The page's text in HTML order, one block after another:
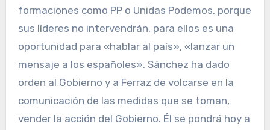
formaciones como PP o Unidas Podemos, porque
sus líderes no intervendrán, para ellos es una
oportunidad para «hablar al país», «lanzar un
mensaje a los españoles». Sánchez ha dado
orden al Gobierno y a Ferraz de volcarse en la
comunicación de las medidas que se toman,
vender la acción del Gobierno. Él se pondrá hoy a